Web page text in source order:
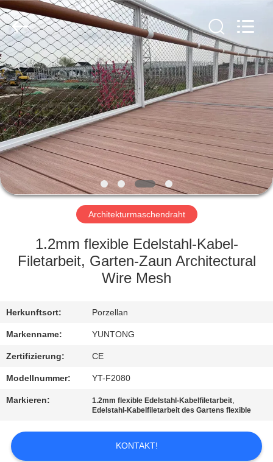
HAUS
PRODUKTE
ÜBER
UNS
FABRIK-
AUSFLUG
QUALITÄTSKONTROLLE
SIE
MIT
UNS
IN
VERBINDUNG
NACHRICHTEN
Metal
Wire
Mesh
Co.,Ltd.
All
Rights
Reserved.
Architekturmaschendraht
1.2mm flexible Edelstahl-Kabel-
Filetarbeit, Garten-Zaun Architectural
Wire Mesh
Herkunftsort: Porzellan
Markenname: YUNTONG
Zertifizierung: CE
Modellnummer: YT-F2080
Markieren: 1.2mm flexible Edelstahl-Kabelfiletarbeit,
Edelstahl-Kabelfiletarbeit des Gartens flexible
KONTAKT!